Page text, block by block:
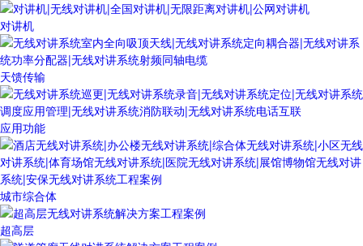
对讲机
天馈传输
应用功能
城市综合体
超高层